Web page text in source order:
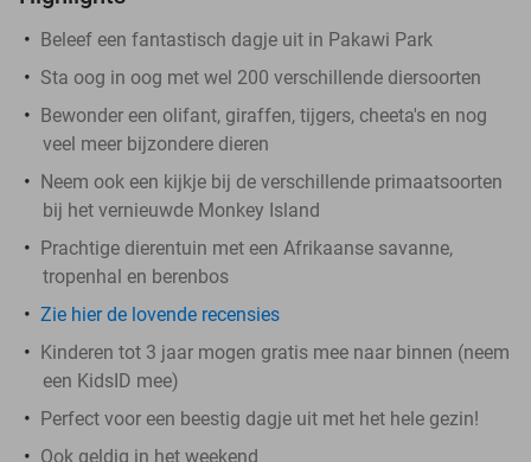
Beleef een fantastisch dagje uit in Pakawi Park
Sta oog in oog met wel 200 verschillende diersoorten
Bewonder een olifant, giraffen, tijgers, cheeta's en nog
veel meer bijzondere dieren
Neem ook een kijkje bij de verschillende primaatsoorten
bij het vernieuwde Monkey Island
Prachtige dierentuin met een Afrikaanse savanne,
tropenhal en berenbos
Zie hier de lovende recensies
Kinderen tot 3 jaar mogen gratis mee naar binnen (neem
een KidsID mee)
Perfect voor een beestig dagje uit met het hele gezin!
Ook geldig in het weekend